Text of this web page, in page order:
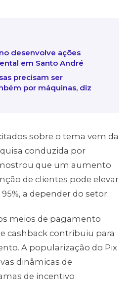
desenvolve ações
em Santo André
precisam ser
por máquinas, diz
sobre o tema vem da
conduzida por
que um aumento
de clientes pode elevar
a depender do setor.
meios de pagamento
cashback contribuiu para
A popularização do Pix
dinâmicas de
de incentivo